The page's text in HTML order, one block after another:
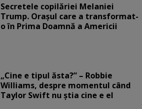
Secretele copilăriei Melaniei
Trump. Orașul care a transformat-
o în Prima Doamnă a Americii
„Cine e tipul ăsta?” – Robbie
Williams, despre momentul când
Taylor Swift nu știa cine e el